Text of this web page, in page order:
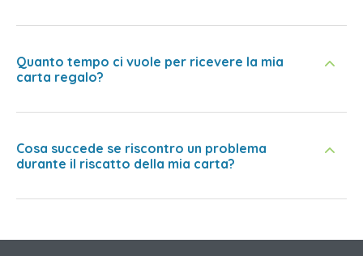
Quanto tempo ci vuole per ricevere la mia
carta regalo?
Cosa succede se riscontro un problema
durante il riscatto della mia carta?